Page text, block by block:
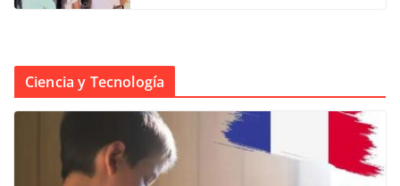
Ciencia y Tecnología